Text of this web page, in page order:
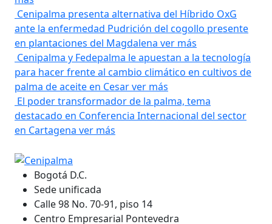
Cenipalma presenta alternativa del Híbrido OxG
ante la enfermedad Pudrición del cogollo presente
en plantaciones del Magdalena ver más
Cenipalma y Fedepalma le apuestan a la tecnología
para hacer frente al cambio climático en cultivos de
palma de aceite en Cesarver más
El poder transformador de la palma, tema
destacado en Conferencia Internacional del sector
en Cartagena ver más
Bogotá D.C.
Sede unificada
Calle 98 No. 70-91, piso 14
Centro Empresarial Pontevedra